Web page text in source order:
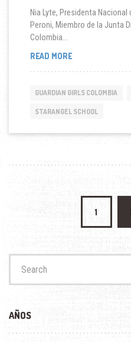
Nia Lyte, Presidenta Nacional
Peroni, Miembro de la Junta
Colombia...
READ MOREREUNIÓN
COLOMBIA
PROGRAMAS
GUARDIAN GIRLS COLOMBIA
STARANGEL SCHOOL
Posts
pagination
1
AÑOS